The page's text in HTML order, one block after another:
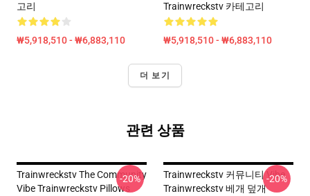
고리
₩5,918,510 - ₩6,883,110
Trainwreckstv 카테고리
₩5,918,510 - ₩6,883,110
더 보기
관련 상품
Trainwreckstv The Community
Vibe Trainwreckstv Pillows
-20%
Trainwreckstv 커뮤니티 Vibe
Trainwreckstv 베개 덮개
-20%